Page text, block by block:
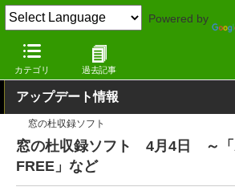
Powered by
カテゴリ 過去記事
窓の杜 その他の話題 アッ
アップデート情報
窓の杜収録ソフト
窓の杜収録ソフト 4月4日 ～
FREE」など